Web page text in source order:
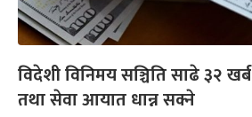
विदेशी विनिमय सञ्चिति साढे ३२
तथा सेवा आयात धान्न सक्ने